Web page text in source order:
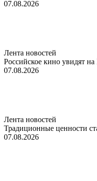
07.08.2026
Лента новостей
Российское кино увидят
07.08.2026
Лента новостей
Традиционные ценности
07.08.2026